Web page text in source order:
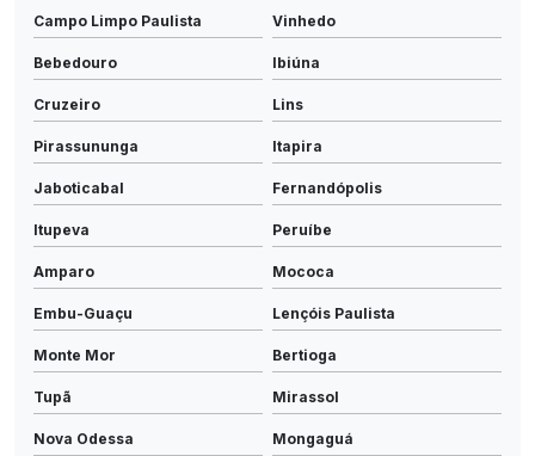
Campo Limpo Paulista Vinhedo
Bebedouro Ibiúna
Cruzeiro Lins
Pirassununga Itapira
Jaboticabal Fernandópolis
Itupeva Peruíbe
Amparo Mococa
Embu-Guaçu Lençóis Paulista
Monte Mor Bertioga
Tupã Mirassol
Nova Odessa Mongaguá